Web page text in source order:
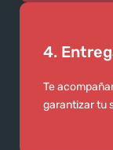
4.
Te
garantizar tu